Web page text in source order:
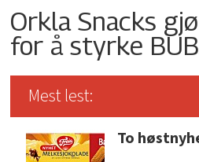
Orkla Snacks
for å styrke
Mest lest:
To